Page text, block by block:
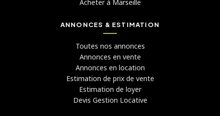
Acheter à Marseille
ANNONCES & ESTIMATION
Toutes nos annonces
Annonces en vente
Annonces en location
Estimation de prix de vente
Estimation de loyer
Devis Gestion Locative